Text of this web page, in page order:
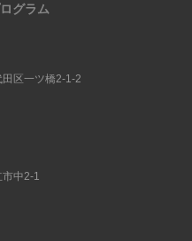
グラム
区一ツ橋2-1-2
中2-1